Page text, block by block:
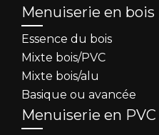
Menuiserie en bois
Essence du bois
Mixte bois/PVC
Mixte bois/alu
Basique ou avancée
Menuiserie en PVC